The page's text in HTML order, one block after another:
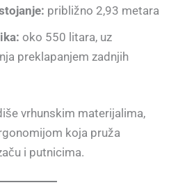
približno 2,93 metara
oko 550 litara, uz
preklapanjem zadnjih
vrhunskim materijalima,
koja pruža
i putnicima.